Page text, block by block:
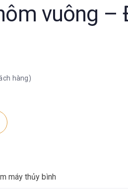
vuông –
hàng)
máy thủy bình